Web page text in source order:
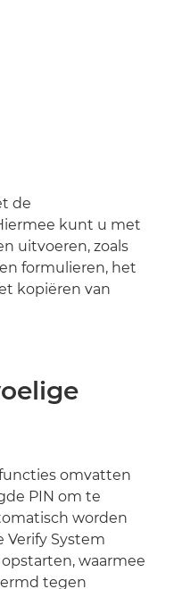
de
kunt u met
uitvoeren, zoals
formulieren, het
kopiëren van
omvatten
PIN om te
worden
Verify System
waarmee
tegen